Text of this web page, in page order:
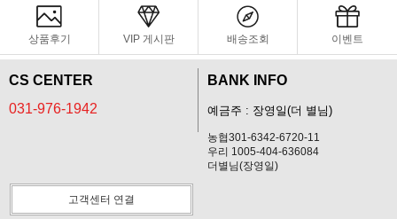
상품후기 VIP 게시판 배송조회 이벤트
CS CENTER
031-976-1942
BANK INFO
예금주 : 장영일(더 별님)
농협301-6342-6720-11
우리 1005-404-636084
더별님(장영일)
고객센터 연결